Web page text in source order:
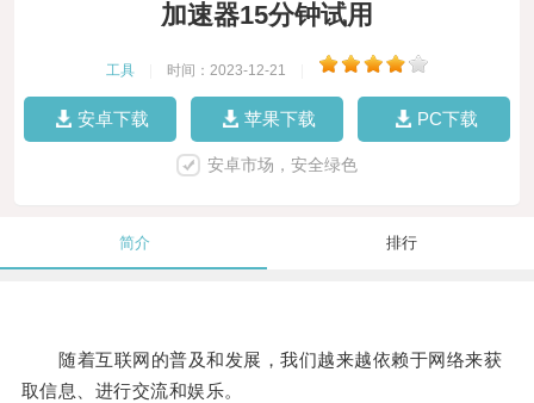
加速器15分钟试用
工具 时间：2023-12-21
安卓下载 苹果下载 PC下载
安卓市场，安全绿色
简介 排行
随着互联网的普及和发展，我们越来越依赖于网络来获
取信息、进行交流和娱乐。